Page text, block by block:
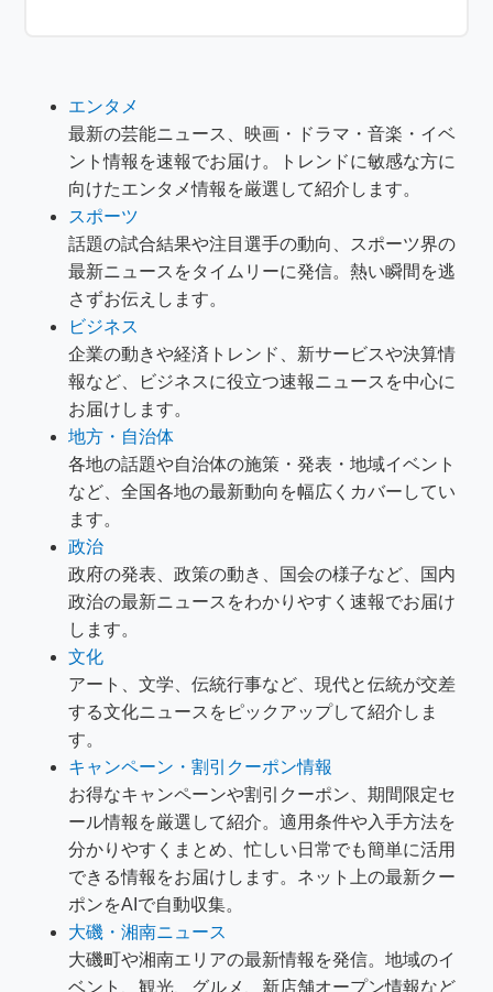
エンタメ
最新の芸能ニュース、映画・ドラマ・音楽・イベ
ント情報を速報でお届け。トレンドに敏感な方に
向けたエンタメ情報を厳選して紹介します。
スポーツ
話題の試合結果や注目選手の動向、スポーツ界の
最新ニュースをタイムリーに発信。熱い瞬間を逃
さずお伝えします。
ビジネス
企業の動きや経済トレンド、新サービスや決算情
報など、ビジネスに役立つ速報ニュースを中心に
お届けします。
地方・自治体
各地の話題や自治体の施策・発表・地域イベント
など、全国各地の最新動向を幅広くカバーしてい
ます。
政治
政府の発表、政策の動き、国会の様子など、国内
政治の最新ニュースをわかりやすく速報でお届け
します。
文化
アート、文学、伝統行事など、現代と伝統が交差
する文化ニュースをピックアップして紹介しま
す。
キャンペーン・割引クーポン情報
お得なキャンペーンや割引クーポン、期間限定セ
ール情報を厳選して紹介。適用条件や入手方法を
分かりやすくまとめ、忙しい日常でも簡単に活用
できる情報をお届けします。ネット上の最新クー
ポンをAIで自動収集。
大磯・湘南ニュース
大磯町や湘南エリアの最新情報を発信。地域のイ
ベント、観光、グルメ、新店舗オープン情報など